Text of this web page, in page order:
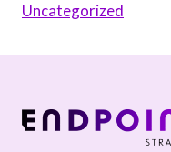
Uncategorized